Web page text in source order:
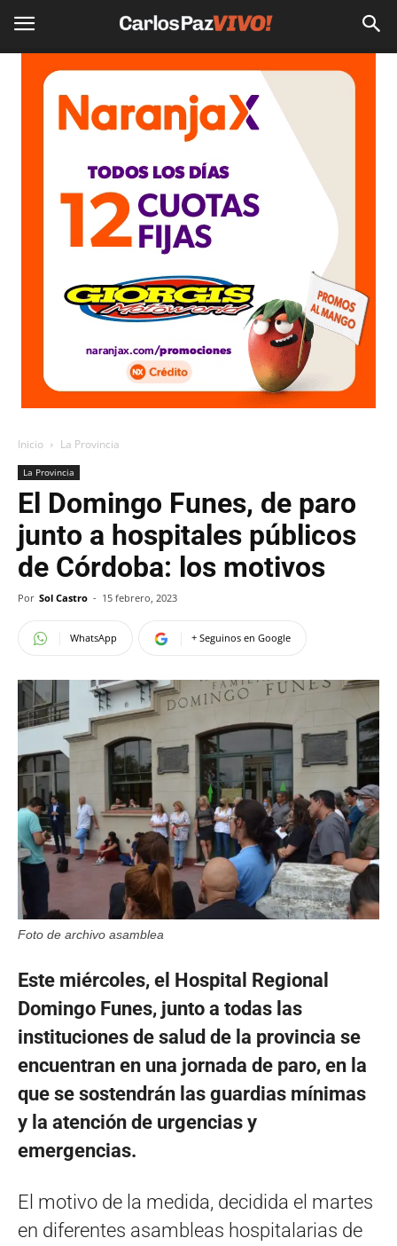
Inicio La Provincia
La Provincia
El Domingo Funes, de paro
junto a hospitales públicos
de Córdoba: los motivos
Por Sol Castro - 15 febrero, 2023
WhatsApp + Seguinos en Google
Foto de archivo asamblea
Este miércoles, el Hospital Regional
Domingo Funes, junto a todas las
instituciones de salud de la provincia se
encuentran en una jornada de paro, en la
que se sostendrán las guardias mínimas
y la atención de urgencias y
emergencias.
El motivo de la medida, decidida el martes
en diferentes asambleas hospitalarias de